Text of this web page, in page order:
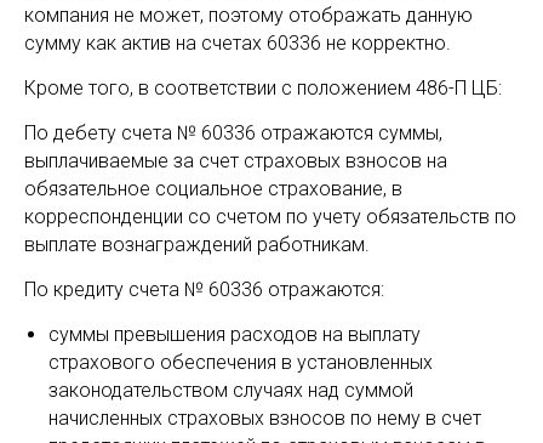
компания не может, поэтому отображать данную
сумму как актив на счетах 60336 не корректно.
Кроме того, в соответствии с положением 486-П ЦБ:
По дебету счета № 60336 отражаются суммы,
выплачиваемые за счет страховых взносов на
обязательное социальное страхование, в
корреспонденции со счетом по учету обязательств по
выплате вознаграждений работникам.
По кредиту счета № 60336 отражаются:
суммы превышения расходов на выплату
страхового обеспечения в установленных
законодательством случаях над суммой
начисленных страховых взносов по нему в счет